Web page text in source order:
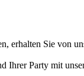
erhalten Sie von
Ihrer Party mit